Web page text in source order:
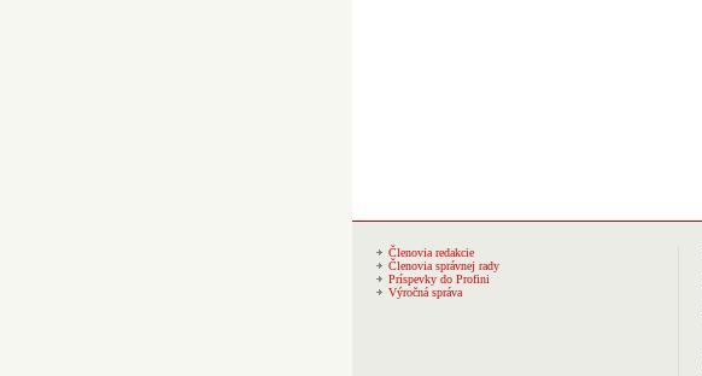
Členovia redakcie
Členovia správnej rady
Príspevky do Profini
Výročná správa